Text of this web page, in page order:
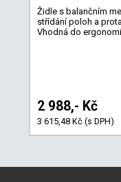
Židle s balančním
střídání poloh a
Vhodná do
2 988,- Kč
3 615,48 Kč (s DPH)